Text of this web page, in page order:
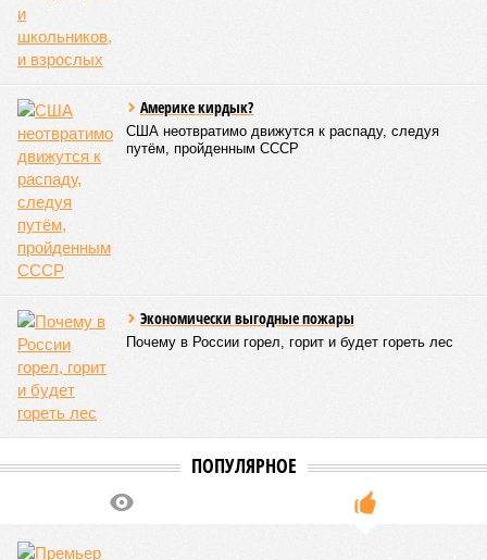
Цифры
продолжительности жизни из всех стран стало
Княжество Монако. В общем-то, неудивительно с
учётом богатства и благополучия этого крохотного
клочка суши. Но второе место удивляет – оно,
оказывается, за Гонконгом. Если в Монако
большинство доживают до 87 лет, то в Гонконге – до
85 с копейками. «Бронза» за Японией – почти 85 лет.
Далее следуют Южная Корея, Швейцария и Австралия.
года, от лидеров рейтинга мы очень далеки. Впрочем,
Владимир Путин поставил задачу, чтобы к 2030 году
года. Как это будет выполняться, неизвестно.
Эта железная печень
В своём новейшем исследовании, опубликованном в NPJ
технологий во главе с доктором биологических наук
жизни человека. Вернее, каким бы этот срок мог быть, если